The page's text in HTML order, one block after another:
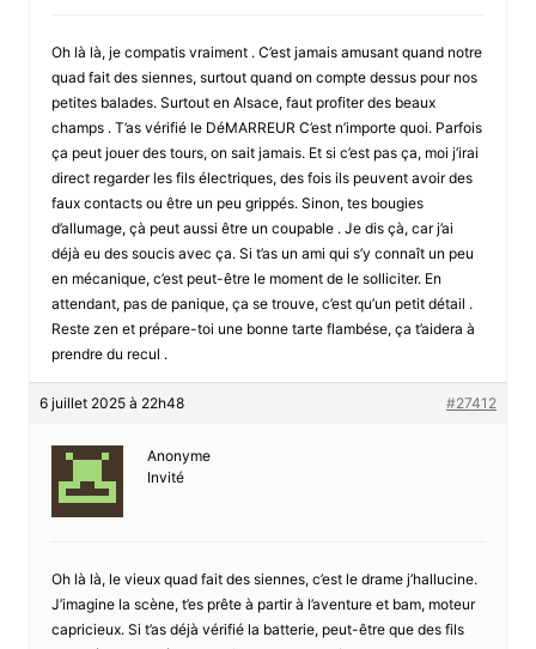
Oh là là, je compatis vraiment . C’est jamais amusant quand notre
quad fait des siennes, surtout quand on compte dessus pour nos
petites balades. Surtout en Alsace, faut profiter des beaux
champs . T’as vérifié le DéMARREUR C’est n’importe quoi. Parfois
ça peut jouer des tours, on sait jamais. Et si c’est pas ça, moi j’irai
direct regarder les fils électriques, des fois ils peuvent avoir des
faux contacts ou être un peu grippés. Sinon, tes bougies
d’allumage, çà peut aussi être un coupable . Je dis çà, car j’ai
déjà eu des soucis avec ça. Si t’as un ami qui s’y connaît un peu
en mécanique, c’est peut-être le moment de le solliciter. En
attendant, pas de panique, ça se trouve, c’est qu’un petit détail .
Reste zen et prépare-toi une bonne tarte flambése, ça t’aidera à
prendre du recul .
6 juillet 2025 à 22h48 #27412
Anonyme
Invité
Oh là là, le vieux quad fait des siennes, c’est le drame j’hallucine.
J’imagine la scène, t’es prête à partir à l’aventure et bam, moteur
capricieux. Si t’as déjà vérifié la batterie, peut-être que des fils